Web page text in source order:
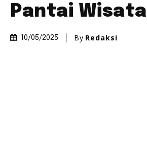
Pantai Wisata
10/05/2025 By Redaksi